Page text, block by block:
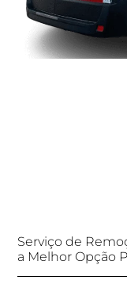
Serviço de
a Melhor Opção